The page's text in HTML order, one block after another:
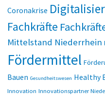
Coronakrise
Fachkräfte
Mittelstand Niederrhein
Fördermittel
Bauen Gesundheitswesen Healthy
Innovation Innovationspartner